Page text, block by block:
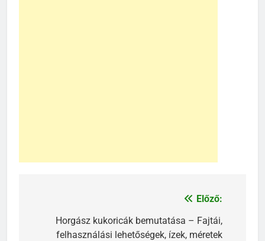
navigáció
Előző:
Horgász kukoricák bemutatása – Fajtái,
felhasználási lehetőségek, ízek, méretek